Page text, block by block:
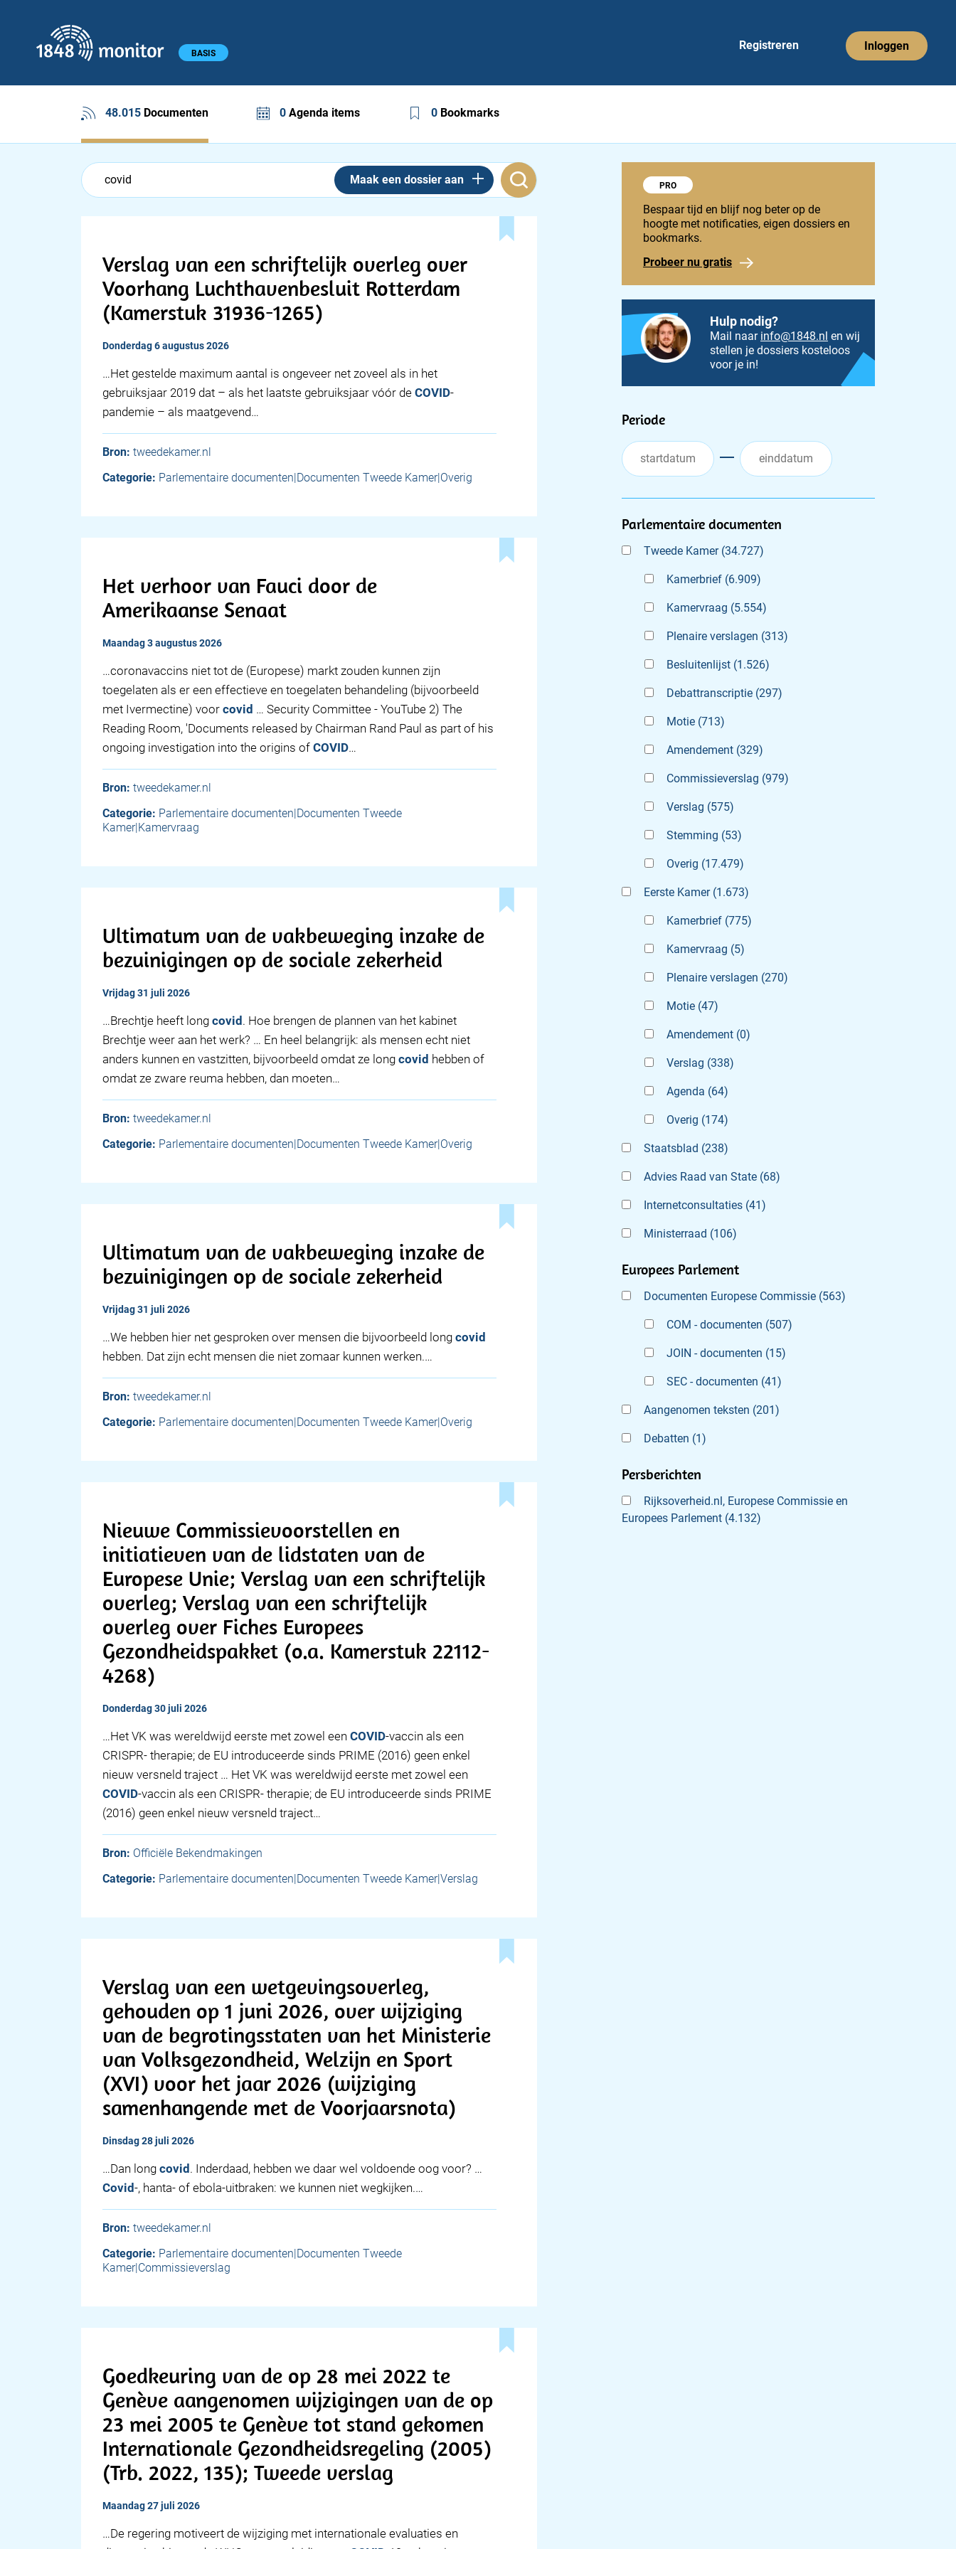
Hoofdmenu BASIS
Registreren Inloggen
48.015Documenten 0Agenda items 0 Bookmarks
Documenten feed
Feed Maak een dossier aan
Verslag van een schriftelijk overleg over
Voorhang Luchthavenbesluit Rotterdam
(Kamerstuk 31936-1265)
donderdag 6 augustus 2026
…Het gestelde maximum aantal is ongeveer net zoveel als in het
gebruiksjaar 2019 dat – als het laatste gebruiksjaar vóór de COVID-
pandemie – als maatgevend…
Bron: tweedekamer.nl
Categorie: Parlementaire documenten|Documenten Tweede Kamer|Overig
Het verhoor van Fauci door de
Amerikaanse Senaat
maandag 3 augustus 2026
…coronavaccins niet tot de (Europese) markt zouden kunnen zijn
toegelaten als er een effectieve en toegelaten behandeling (bijvoorbeeld
met Ivermectine) voor covid … Security Committee - YouTube 2) The
Reading Room, 'Documents released by Chairman Rand Paul as part of his
ongoing investigation into the origins of COVID…
Bron: tweedekamer.nl
Categorie: Parlementaire documenten|Documenten Tweede
Kamer|Kamervraag
Ultimatum van de vakbeweging inzake de
bezuinigingen op de sociale zekerheid
vrijdag 31 juli 2026
…Brechtje heeft long covid. Hoe brengen de plannen van het kabinet
Brechtje weer aan het werk? … En heel belangrijk: als mensen echt niet
anders kunnen en vastzitten, bijvoorbeeld omdat ze long covid hebben of
omdat ze zware reuma hebben, dan moeten…
Bron: tweedekamer.nl
Categorie: Parlementaire documenten|Documenten Tweede Kamer|Overig
Ultimatum van de vakbeweging inzake de
bezuinigingen op de sociale zekerheid
vrijdag 31 juli 2026
…We hebben hier net gesproken over mensen die bijvoorbeeld long covid
hebben. Dat zijn echt mensen die niet zomaar kunnen werken.…
Bron: tweedekamer.nl
Categorie: Parlementaire documenten|Documenten Tweede Kamer|Overig
Nieuwe Commissievoorstellen en
initiatieven van de lidstaten van de
Europese Unie; Verslag van een schriftelijk
overleg; Verslag van een schriftelijk
overleg over Fiches Europees
Gezondheidspakket (o.a. Kamerstuk 22112-
4268)
donderdag 30 juli 2026
…Het VK was wereldwijd eerste met zowel een COVID-vaccin als een
CRISPR- therapie; de EU introduceerde sinds PRIME (2016) geen enkel
nieuw versneld traject … Het VK was wereldwijd eerste met zowel een
COVID-vaccin als een CRISPR- therapie; de EU introduceerde sinds PRIME
(2016) geen enkel nieuw versneld traject…
Bron: Officiële Bekendmakingen
Categorie: Parlementaire documenten|Documenten Tweede Kamer|Verslag
Verslag van een wetgevingsoverleg,
gehouden op 1 juni 2026, over wijziging
van de begrotingsstaten van het Ministerie
van Volksgezondheid, Welzijn en Sport
(XVI) voor het jaar 2026 (wijziging
samenhangende met de Voorjaarsnota)
dinsdag 28 juli 2026
…Dan long covid. Inderdaad, hebben we daar wel voldoende oog voor? …
Covid-, hanta- of ebola-uitbraken: we kunnen niet wegkijken.…
Bron: tweedekamer.nl
Categorie: Parlementaire documenten|Documenten Tweede
Kamer|Commissieverslag
Goedkeuring van de op 28 mei 2022 te
Genève aangenomen wijzigingen van de op
23 mei 2005 te Genève tot stand gekomen
Internationale Gezondheidsregeling (2005)
(Trb. 2022, 135); Tweede verslag
maandag 27 juli 2026
…De regering motiveert de wijziging met internationale evaluaties en
Probeer 1848 Pro
PRO
Bespaar tijd en blijf nog beter op de
hoogte met notificaties, eigen dossiers en
bookmarks.
Probeer nu gratis
Hulp nodig?
Mail naar info@1848.nl en wij
stellen je dossiers kosteloos
voor je in!
Filters
Periode
Parlementaire documenten
Tweede Kamer (34.727)
Kamerbrief (6.909)
Kamervraag (5.554)
Plenaire verslagen (313)
Besluitenlijst (1.526)
Debattranscriptie (297)
Motie (713)
Amendement (329)
Commissieverslag (979)
Verslag (575)
Stemming (53)
Overig (17.479)
Eerste Kamer (1.673)
Kamerbrief (775)
Kamervraag (5)
Plenaire verslagen (270)
Motie (47)
Amendement (0)
Verslag (338)
Agenda (64)
Overig (174)
Staatsblad (238)
Advies Raad van State (68)
Internetconsultaties (41)
Ministerraad (106)
Europees Parlement
Documenten Europese Commissie (563)
COM - documenten (507)
JOIN - documenten (15)
SEC - documenten (41)
Aangenomen teksten (201)
Debatten (1)
Persberichten
Rijksoverheid.nl, Europese Commissie en
Europees Parlement (4.132)